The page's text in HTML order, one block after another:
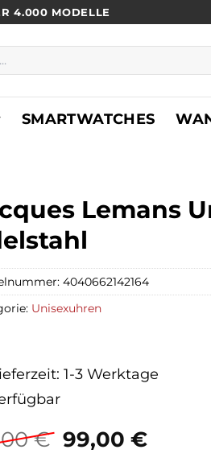
4.000 MODELLE
SMARTWATCHES
Lemans
€ 99,00€
1-3 Werktage
4040662142164
Unisexuhren